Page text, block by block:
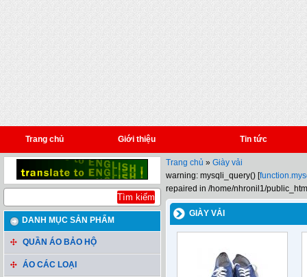
Trang chủ Giới thiệu Tin tức
DANH MỤC SẢN PHẨM
QUẦN ÁO BẢO HỘ
ÁO CÁC LOẠI
Trang chủ » Giày vải
warning: mysqli_query() [
repaired in /home/nhronil1/
GIÀY VẢI